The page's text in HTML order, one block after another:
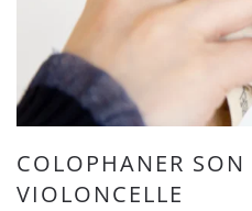
COLOPHANER SON
VIOLONCELLE